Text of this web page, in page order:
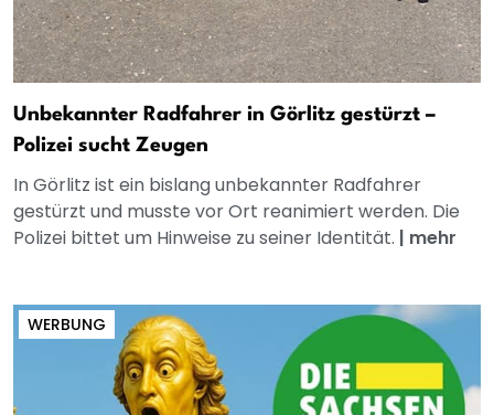
Unbekannter Radfahrer in Görlitz gestürzt –
Polizei sucht Zeugen
In Görlitz ist ein bislang unbekannter Radfahrer
gestürzt und musste vor Ort reanimiert werden. Die
Polizei bittet um Hinweise zu seiner Identität. | mehr
WERBUNG